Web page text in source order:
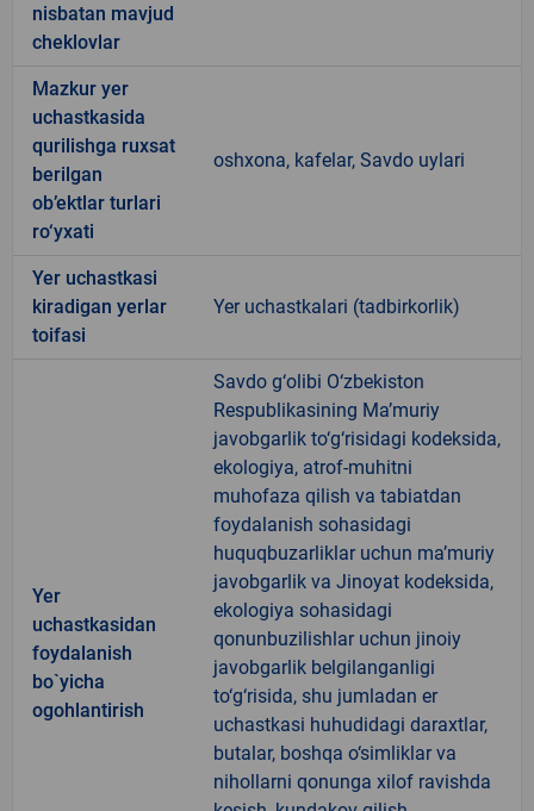
nisbatan mavjud
cheklovlar
Mazkur yer
uchastkasida
qurilishga ruxsat
berilgan
ob’ektlar turlari
ro‘yxati
oshxona, kafelar, Savdo uylari
Yer uchastkasi
kiradigan yerlar
toifasi
Yer uchastkalari (tadbirkorlik)
Yer
uchastkasidan
foydalanish
bo`yicha
ogohlantirish
Savdo g‘olibi O‘zbekiston
Respublikasining Ma’muriy
javobgarlik to‘g‘risidagi kodeksida,
ekologiya, atrof-muhitni
muhofaza qilish va tabiatdan
foydalanish sohasidagi
huquqbuzarliklar uchun ma’muriy
javobgarlik va Jinoyat kodeksida,
ekologiya sohasidagi
qonunbuzilishlar uchun jinoiy
javobgarlik belgilanganligi
to‘g‘risida, shu jumladan er
uchastkasi huhudidagi daraxtlar,
butalar, boshqa o‘simliklar va
nihollarni qonunga xilof ravishda